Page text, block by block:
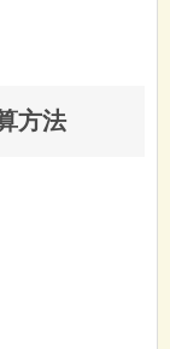
方法